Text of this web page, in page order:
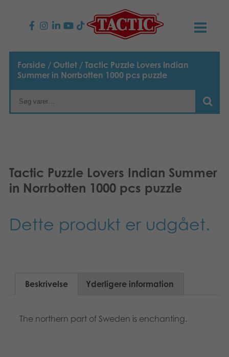
PRODUKTER
Børnespil
Puslespil
TACTIC
Vores historie
Links
Media
Dansk
Français
Forside / Outlet / Tactic Puzzle Lovers Indian
Summer in Norrbotten 1000 pcs puzzle
Tactic Puzzle Lovers Indian Summer
in Norrbotten 1000 pcs puzzle
Dette produkt er udgået.
Beskrivelse Yderligere information
The northern part of Sweden is enchanting.